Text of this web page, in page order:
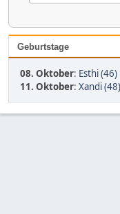
Geburtstage
08. Oktober: Esthi (46)
11. Oktober: Xandi (48)